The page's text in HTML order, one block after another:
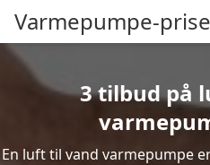
Varmepumpe-
3 tilbud på
En luft til vand varmepumpe